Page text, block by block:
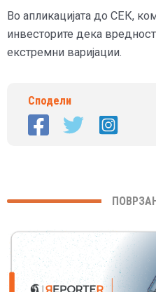
Во апликацијата до СЕК,
инвесторите дека
екстремни варијации.
Сподели